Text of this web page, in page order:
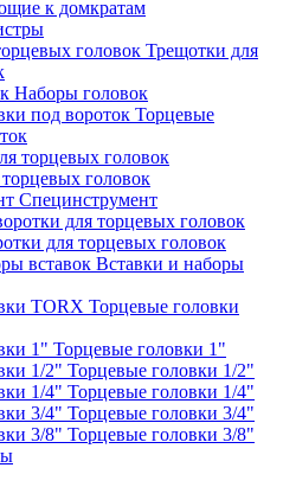
к домкратам
Трещотки для
Наборы головок
Торцевые
головок
Специнструмент
для торцевых головок
Вставки и наборы
Торцевые головки
Торцевые головки 1"
Торцевые головки 1/2"
Торцевые головки 1/4"
Торцевые головки 3/4"
Торцевые головки 3/8"